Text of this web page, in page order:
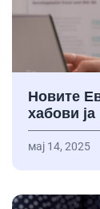
Новите
хабови
мај 14, 2025